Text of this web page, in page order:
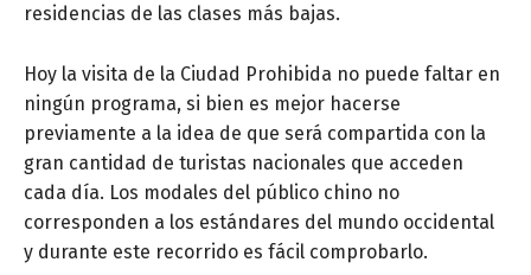
residencias de las clases más bajas.
Hoy la visita de la Ciudad Prohibida no puede faltar en
ningún programa, si bien es mejor hacerse
previamente a la idea de que será compartida con la
gran cantidad de turistas nacionales que acceden
cada día. Los modales del público chino no
corresponden a los estándares del mundo occidental
y durante este recorrido es fácil comprobarlo.